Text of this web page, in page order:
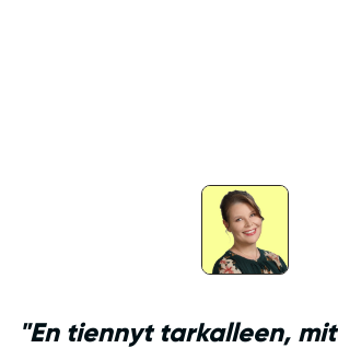
"En tiennyt tarkalleen,